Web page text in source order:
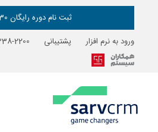
ثبت نام دوره رایگان 30 روزه
ورود به نرم افزار
پشتیبانی 2200-8338-021